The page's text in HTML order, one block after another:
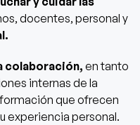
docentes, personal y
colaboración, en tanto
internas de la
que ofrecen
experiencia personal.